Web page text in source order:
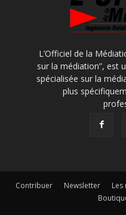
L’Officiel de la
sur la médiation”, est
spécialisée sur la
plus
Contribuer Newsletter